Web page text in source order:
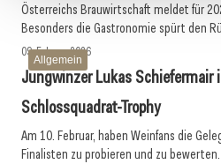
Österreichs Brauwirtschaft meldet für
Besonders die Gastronomie spürt den
Allgemein
09. Februar 2026
Jungwinzer Lukas Schiefermair
Schlossquadrat-Trophy
Am 10. Februar, haben Weinfans die
Finalisten zu probieren und zu bewerten.